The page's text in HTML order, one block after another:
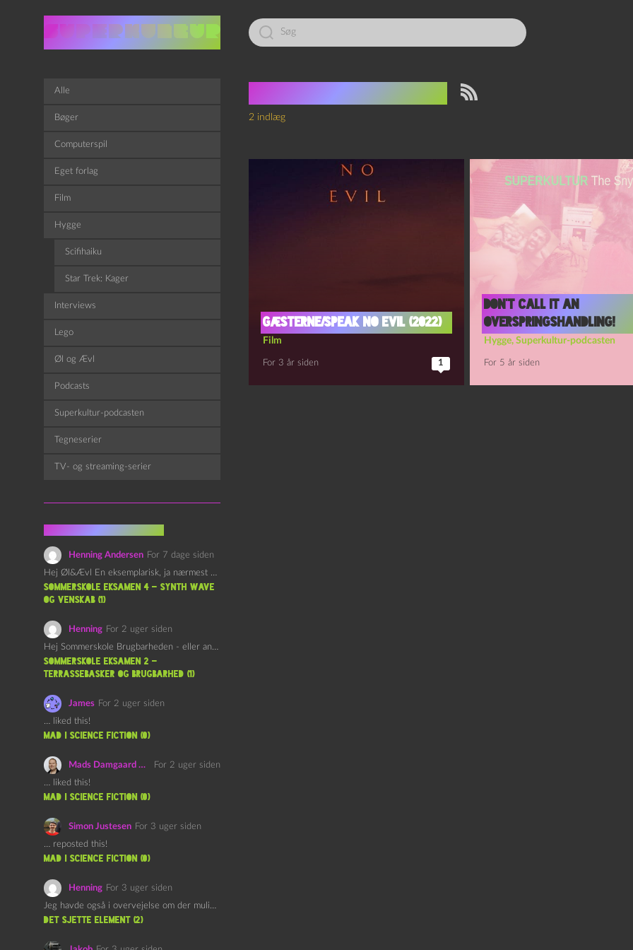
Led
efter:
2 indlæg
Gæsterne/Speak no evil (2022)
Film
For 3 år siden 1
Don’t call it an
overspringshandling!
Hygge, Superkultur-podcasten
For 5 år siden
Alle
Bøger
Computerspil
Eget forlag
Film
Hygge
Scifihaiku
Star Trek: Kager
Interviews
Lego
Øl og Ævl
Podcasts
Superkultur-podcasten
Tegneserier
TV- og streaming-serier
Henning Andersen For 7 dage siden
Hej Øl&Ævl En eksemplarisk, ja nærmest yndefuld, afslutning på SOMMERSKOLEN.…
Sommerskole Eksamen 4 – Synth Wave
og Venskab (1)
Henning For 2 uger siden
Hej Sommerskole Brugbarheden - eller anvendeligheden - af "Øl&Ævl" er…
Sommerskole Eksamen 2 –
Terrassebasker og Brugbarhed (1)
James For 2 uger siden
… liked this!
mad i science fiction (0)
Mads Damgaard Mortensen (Å)
For 2 uger siden
… liked this!
mad i science fiction (0)
Simon Justesen For 3 uger siden
… reposted this!
mad i science fiction (0)
Henning For 3 uger siden
Jeg havde også i overvejelse om der muligvis kunne være…
det sjette element (2)